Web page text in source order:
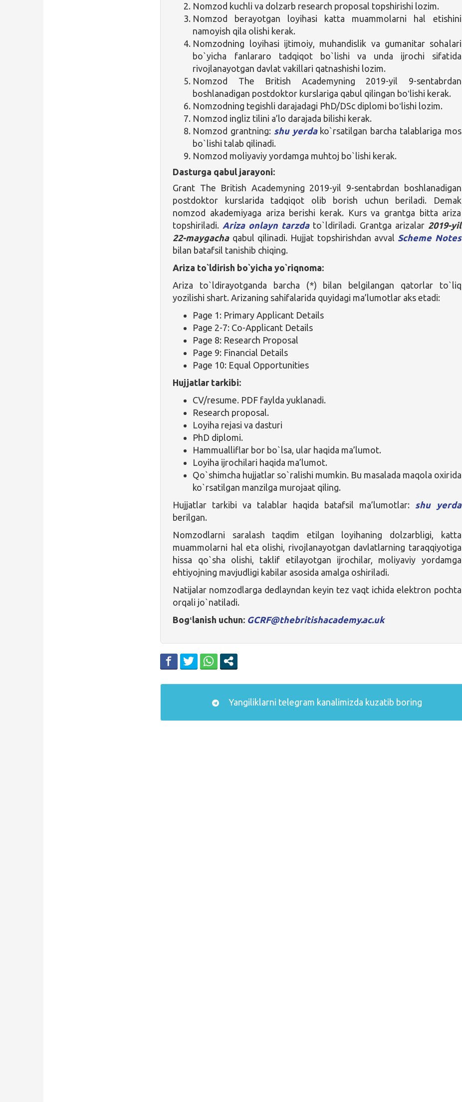
Nomzod kuchli va dolzarb research proposal topshirishi lozim.
Nomzod berayotgan loyihasi katta muammolarni hal etishini
namoyish qila olishi kerak.
Nomzodning loyihasi ijtimoiy, muhandislik va gumanitar sohalari
bo`yicha fanlararo tadqiqot bo`lishi va unda ijrochi sifatida
rivojlanayotgan davlat vakillari qatnashishi lozim.
Nomzod The British Academyning 2019-yil 9-sentabrdan
boshlanadigan postdoktor kurslariga qabul qilingan boʻlishi kerak.
Nomzodning tegishli darajadagi PhD/DSc diplomi boʻlishi lozim.
Nomzod ingliz tilini a’lo darajada bilishi kerak.
Nomzod grantning: shu yerdako`rsatilgan barcha talablariga mos
bo`lishi talab qilinadi.
Nomzod moliyaviy yordamga muhtoj bo`lishi kerak.
Dasturga qabul jarayoni:
Grant The British Academyning 2019-yil 9-sentabrdan boshlanadigan
postdoktor kurslarida tadqiqot olib borish uchun beriladi. Demak
nomzod akademiyaga ariza berishi kerak. Kurs va grantga bitta ariza
topshiriladi. Ariza onlayn tarzdato`ldiriladi. Grantga arizalar 2019-yil
22-maygachaqabul qilinadi. Hujjat topshirishdan avval Scheme Notes
bilan batafsil tanishib chiqing.
Ariza to`ldirish bo`yicha yo`riqnoma:
Ariza to`ldirayotganda barcha (*) bilan belgilangan qatorlar to`liq
yozilishi shart. Arizaning sahifalarida quyidagi ma’lumotlar aks etadi:
Page 1: Primary Applicant Details
Page 2-7: Co-Applicant Details
Page 8: Research Proposal
Page 9: Financial Details
Page 10: Equal Opportunities
Hujjatlar tarkibi:
CV/resume. PDF faylda yuklanadi.
Research proposal.
Loyiha rejasi va dasturi
PhD diplomi.
Hammualliflar bor bo`lsa, ular haqida ma’lumot.
Loyiha ijrochilari haqida ma’lumot.
Qo`shimcha hujjatlar so`ralishi mumkin. Bu masalada maqola oxirida
ko`rsatilgan manzilga murojaat qiling.
Hujjatlar tarkibi va talablar haqida batafsil ma’lumotlar: shu yerda
berilgan.
Nomzodlarni saralash taqdim etilgan loyihaning dolzarbligi, katta
muammolarni hal eta olishi, rivojlanayotgan davlatlarning taraqqiyotiga
hissa qo`sha olishi, taklif etilayotgan ijrochilar, moliyaviy yordamga
ehtiyojning mavjudligi kabilar asosida amalga oshiriladi.
Natijalar nomzodlarga dedlayndan keyin tez vaqt ichida elektron pochta
orqali jo`natiladi.
Bogʻlanish uchun: GCRF@thebritishacademy.ac.uk
Yangiliklarni telegram kanalimizda kuzatib boring